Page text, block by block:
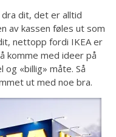
dit, det er alltid
av kassen føles ut som
nettopp fordi IKEA er
komme med ideer på
og «billig» måte. Så
ut med noe bra.